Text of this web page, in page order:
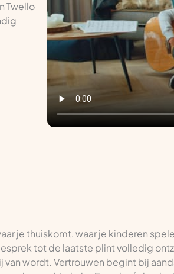
Twello
je thuiskomt, waar je kinderen
tot de laatste plint volledig
wordt. Vertrouwen begint bij